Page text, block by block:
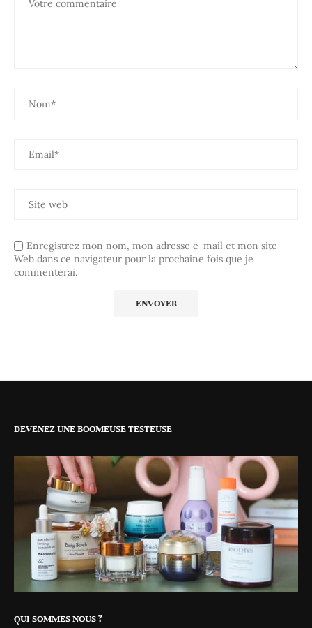
Enregistrez mon nom, mon adresse e-mail et mon site
Web dans ce navigateur pour la prochaine fois que je
commenterai.
DEVENEZ UNE BOOMEUSE TESTEUSE
QUI SOMMES NOUS ?